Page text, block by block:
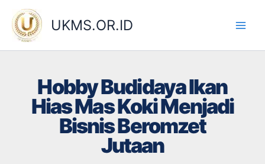
content
UKMS.OR.ID
Hobby Budidaya Ikan
Hias Mas Koki Menjadi
Bisnis Beromzet
Jutaan